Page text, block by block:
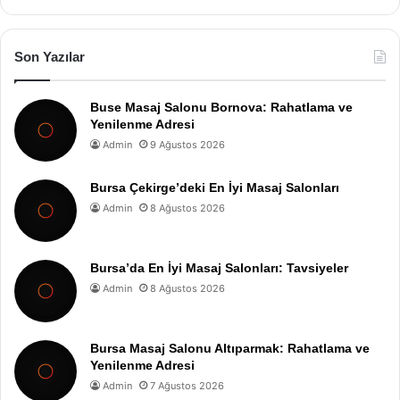
Son Yazılar
Buse Masaj Salonu Bornova: Rahatlama ve
Yenilenme Adresi
Admin 9 Ağustos 2026
Bursa Çekirge’deki En İyi Masaj Salonları
Admin 8 Ağustos 2026
Bursa’da En İyi Masaj Salonları: Tavsiyeler
Admin 8 Ağustos 2026
Bursa Masaj Salonu Altıparmak: Rahatlama ve
Yenilenme Adresi
Admin 7 Ağustos 2026